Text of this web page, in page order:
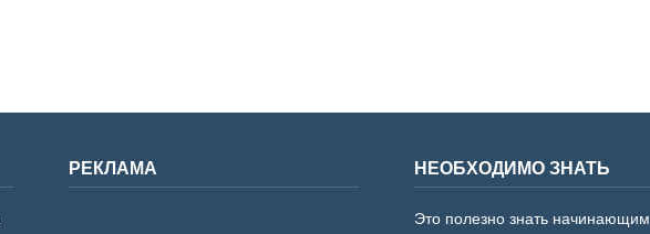
РЕКЛАМА НЕОБХОДИМО ЗНАТЬ
Это полезно знать начинающим